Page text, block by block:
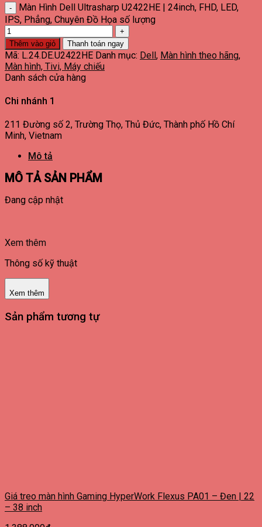
Màn Hình Dell Ultrasharp U2422HE | 24inch, FHD, LED,
IPS, Phẳng, Chuyên Đồ Họa số lượng
Thêm vào giỏ Thanh toán ngay
Mã: L.24.DE.U2422HE Danh mục: Dell, Màn hình theo hãng,
Màn hình, Tivi, Máy chiếu
Danh sách cửa hàng
Chi nhánh 1
211 Đường số 2, Trường Thọ, Thủ Đức, Thành phố Hồ Chí
Minh, Vietnam
Mô tả
MÔ TẢ SẢN PHẨM
Đang cập nhật
Xem thêm
Thông số kỹ thuật
Xem thêm
Sản phẩm tương tự
Giá treo màn hình Gaming HyperWork Flexus PA01 – Đen | 22
– 38 inch